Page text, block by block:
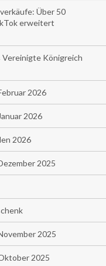
Über 50
erweitert
Vereinigte Königreich
2026
2026
2026
2025
2025
2025